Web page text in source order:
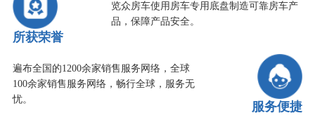
所获荣誉
览众房车使用房车专用底盘制造可靠房车产
品，保障产品安全。
遍布全国的1200余家销售服务网络，全球
100余家销售服务网络，畅行全球，服务无
忧。
服务便捷